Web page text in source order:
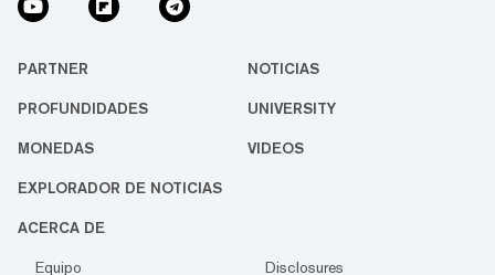
PARTNER NOTICIAS
PROFUNDIDADES UNIVERSITY
MONEDAS VIDEOS
EXPLORADOR DE NOTICIAS
ACERCA DE
Equipo
Disclosures